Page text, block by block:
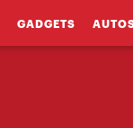
GADGETS